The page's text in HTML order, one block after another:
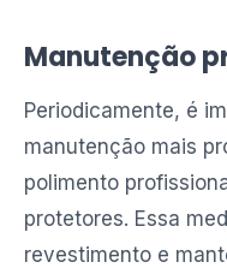
Manutenção
Periodicamente, é
manutenção mais
polimento
protetores. Essa
revestimento e